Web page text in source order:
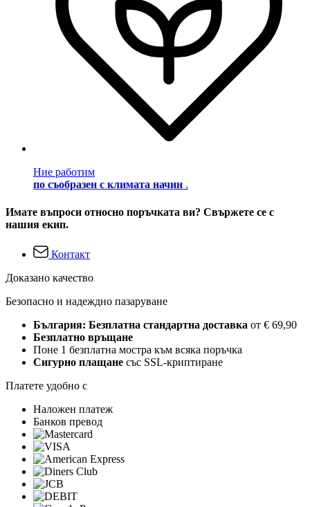
Ние работим
по съобразен с климата начин .
Имате въпроси относно поръчката ви? Свържете се с
нашия екип.
Контакт
Доказано качество
Безопасно и надеждно пазаруване
България: Безплатна стандартна доставка от € 69,90
Безплатно връщане
Поне 1 безплатна мостра към всяка поръчка
Сигурно плащане със SSL-криптиране
Платете удобно с
Наложен платеж
Банков превод